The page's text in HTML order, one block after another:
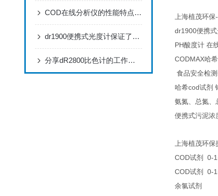
COD在线分析仪的性能特点，赶快来了解一下吧!
dr1900便携式光度计保证了分析结果的可靠性准确
分享dR2800比色计的工作原理
上海植茂环保-
dr1900便携
PH酸度计 在
CODMAX哈
食品安全检
哈希cod试剂
氨氮、总氮、
便携式污泥浓
上海植茂环保
COD试剂
0-
COD试剂 0-
余氯试剂